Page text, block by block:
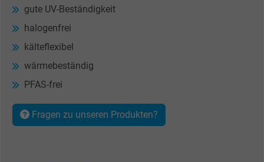
gute UV-Beständigkeit
halogenfrei
kälteflexibel
wärmebeständig
PFAS-frei
Fragen zu unseren Produkten?